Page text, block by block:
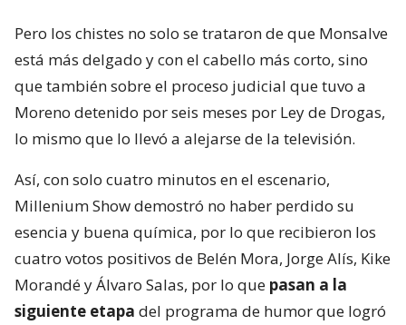
Pero los chistes no solo se trataron de que Monsalve
está más delgado y con el cabello más corto, sino
que también sobre el proceso judicial que tuvo a
Moreno detenido por seis meses por Ley de Drogas,
lo mismo que lo llevó a alejarse de la televisión.
Así, con solo cuatro minutos en el escenario,
Millenium Show demostró no haber perdido su
esencia y buena química, por lo que recibieron los
cuatro votos positivos de Belén Mora, Jorge Alís, Kike
Morandé y Álvaro Salas, por lo que pasan a la
siguiente etapa del programa de humor que logró